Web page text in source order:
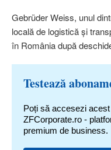
Gebrüder Weiss, unul
locală de logistică şi
în România după
Testează
Poți să accesezi
ZFCorporate.ro -
premium de business.